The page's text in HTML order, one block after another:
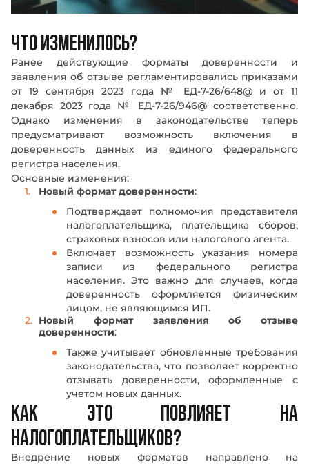
ЧТО ИЗМЕНИЛОСЬ?
Ранее действующие форматы доверенности и
заявления об отзыве регламентировались приказами
от 19 сентября 2023 года № ЕД-7-26/648@ и от 11
декабря 2023 года № ЕД-7-26/946@ соответственно.
Однако изменения в законодательстве теперь
предусматривают возможность включения в
доверенность данных из единого федерального
регистра населения.
Основные изменения:
Новый формат доверенности:
Подтверждает полномочия представителя
налогоплательщика, плательщика сборов,
страховых взносов или налогового агента.
Включает возможность указания номера
записи из федерального регистра
населения. Это важно для случаев, когда
доверенность оформляется физическим
лицом, не являющимся ИП.
Новый формат заявления об отзыве
доверенности:
Также учитывает обновленные требования
законодательства, что позволяет корректно
отзывать доверенности, оформленные с
учетом новых данных.
КАК ЭТО ПОВЛИЯЕТ НА
НАЛОГОПЛАТЕЛЬЩИКОВ?
Внедрение новых форматов направлено на